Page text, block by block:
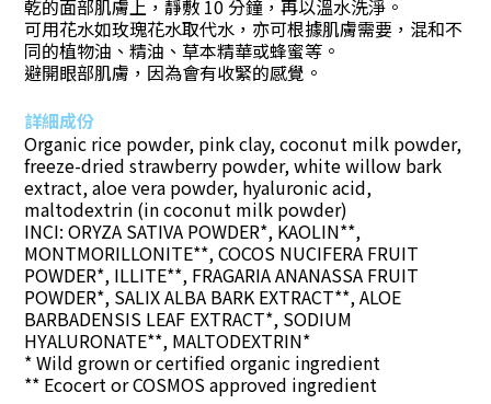
乾的面部肌膚上，靜敷 10 分鐘，再以溫水洗淨。
可用花水如玫瑰花水取代水，亦可根據肌膚需要，混和不
同的植物油、精油、草本精華或蜂蜜等。
避開眼部肌膚，因為會有收緊的感覺。
詳細成份
Organic rice powder, pink clay, coconut milk powder,
freeze-dried strawberry powder, white willow bark
extract, aloe vera powder, hyaluronic acid,
maltodextrin (in coconut milk powder)
INCI: ORYZA SATIVA POWDER*, KAOLIN**,
MONTMORILLONITE**, COCOS NUCIFERA FRUIT
POWDER*, ILLITE**, FRAGARIA ANANASSA FRUIT
POWDER*, SALIX ALBA BARK EXTRACT**, ALOE
BARBADENSIS LEAF EXTRACT*, SODIUM
HYALURONATE**, MALTODEXTRIN*
* Wild grown or certified organic ingredient
** Ecocert or COSMOS approved ingredient